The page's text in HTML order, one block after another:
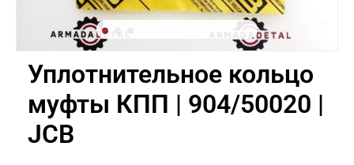
Уплотнительное кольцо
муфты КПП | 904/50020 |
JCB